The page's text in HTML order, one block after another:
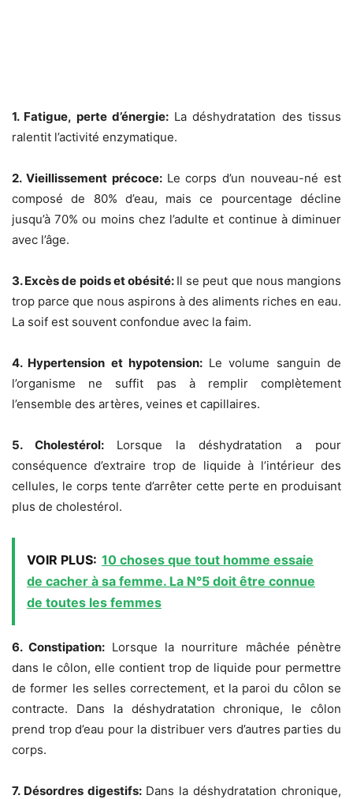
1. Fatigue, perte d’énergie: La déshydratation des tissus
ralentit l’activité enzymatique.
2. Vieillissement précoce: Le corps d’un nouveau-né est
composé de 80% d’eau, mais ce pourcentage décline
jusqu’à 70% ou moins chez l’adulte et continue à diminuer
avec l’âge.
3. Excès de poids et obésité: Il se peut que nous mangions
trop parce que nous aspirons à des aliments riches en eau.
La soif est souvent confondue avec la faim.
4. Hypertension et hypotension: Le volume sanguin de
l’organisme ne suffit pas à remplir complètement
l’ensemble des artères, veines et capillaires.
5. Cholestérol: Lorsque la déshydratation a pour
conséquence d’extraire trop de liquide à l’intérieur des
cellules, le corps tente d’arrêter cette perte en produisant
plus de cholestérol.
VOIR PLUS: 10 choses que tout homme essaie
de cacher à sa femme. La N°5 doit être connue
de toutes les femmes
6. Constipation: Lorsque la nourriture mâchée pénètre
dans le côlon, elle contient trop de liquide pour permettre
de former les selles correctement, et la paroi du côlon se
contracte. Dans la déshydratation chronique, le côlon
prend trop d’eau pour la distribuer vers d’autres parties du
corps.
7. Désordres digestifs: Dans la déshydratation chronique,